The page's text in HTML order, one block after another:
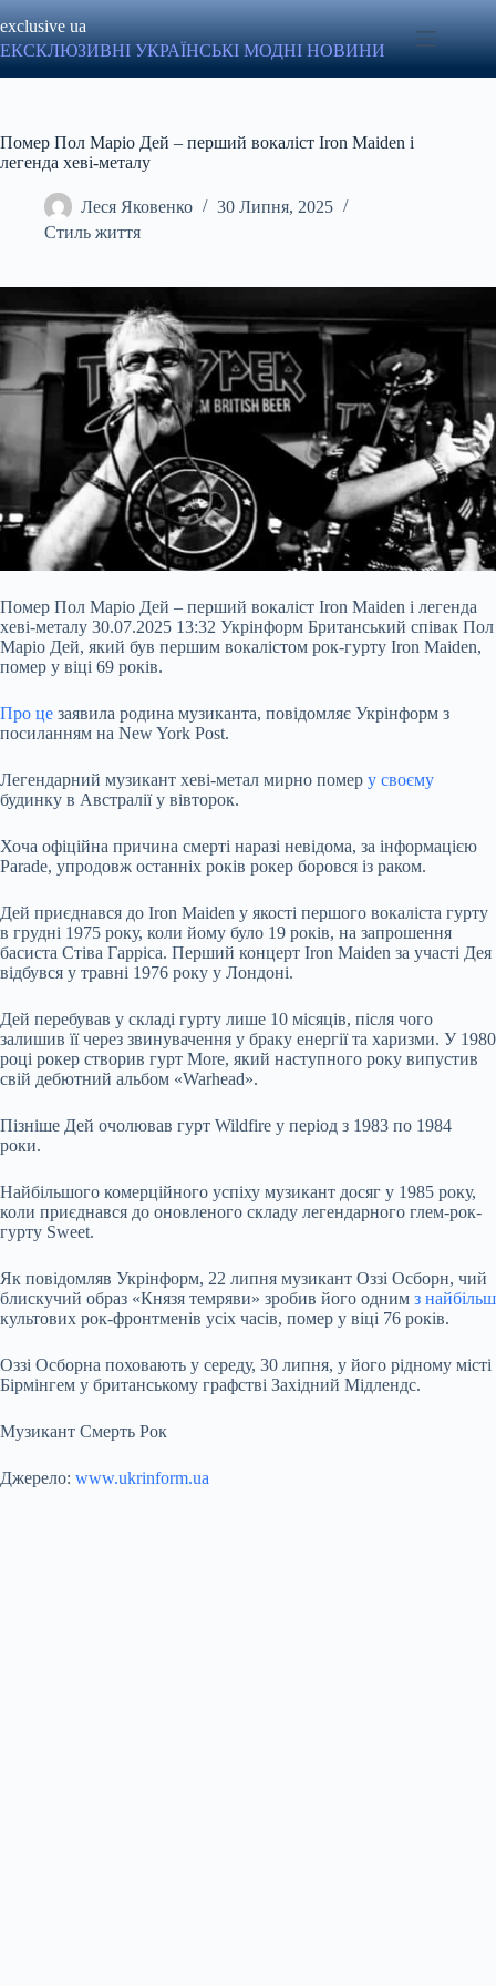
до
вмісту
exclusive ua
ЕКСКЛЮЗИВНІ УКРАЇНСЬКІ МОДНІ НОВИНИ
Помер Пол Маріо Дей – перший вокаліст Iron Maiden і
легенда хеві-металу
Леся Яковенко
30 Липня, 2025
Стиль життя
Помер Пол Маріо Дей – перший вокаліст Iron Maiden і легенда
хеві-металу 30.07.2025 13:32 Укрінформ Британський співак Пол
Маріо Дей, який був першим вокалістом рок-гурту Iron Maiden,
помер у віці 69 років.
Про це заявила родина музиканта, повідомляє Укрінформ з
посиланням на New York Post.
Легендарний музикант хеві-метал мирно помер у своєму
будинку в Австралії у вівторок.
Хоча офіційна причина смерті наразі невідома, за інформацією
Parade, упродовж останніх років рокер боровся із раком.
Дей приєднався до Iron Maiden у якості першого вокаліста гурту
в грудні 1975 року, коли йому було 19 років, на запрошення
басиста Стіва Гарріса. Перший концерт Iron Maiden за участі Дея
відбувся у травні 1976 року у Лондоні.
Дей перебував у складі гурту лише 10 місяців, після чого
залишив її через звинувачення у браку енергії та харизми. У 1980
році рокер створив гурт More, який наступного року випустив
свій дебютний альбом «Warhead».
Пізніше Дей очолював гурт Wildfire у період з 1983 по 1984
роки.
Найбільшого комерційного успіху музикант досяг у 1985 року,
коли приєднався до оновленого складу легендарного глем-рок-
гурту Sweet.
Як повідомляв Укрінформ, 22 липня музикант Оззі Осборн, чий
блискучий образ «Князя темряви» зробив його одним з найбільш
культових рок-фронтменів усіх часів, помер у віці 76 років.
Оззі Осборна поховають у середу, 30 липня, у його рідному місті
Бірмінгем у британському графстві Західний Мідлендс.
Музикант Смерть Рок
Джерело: www.ukrinform.ua